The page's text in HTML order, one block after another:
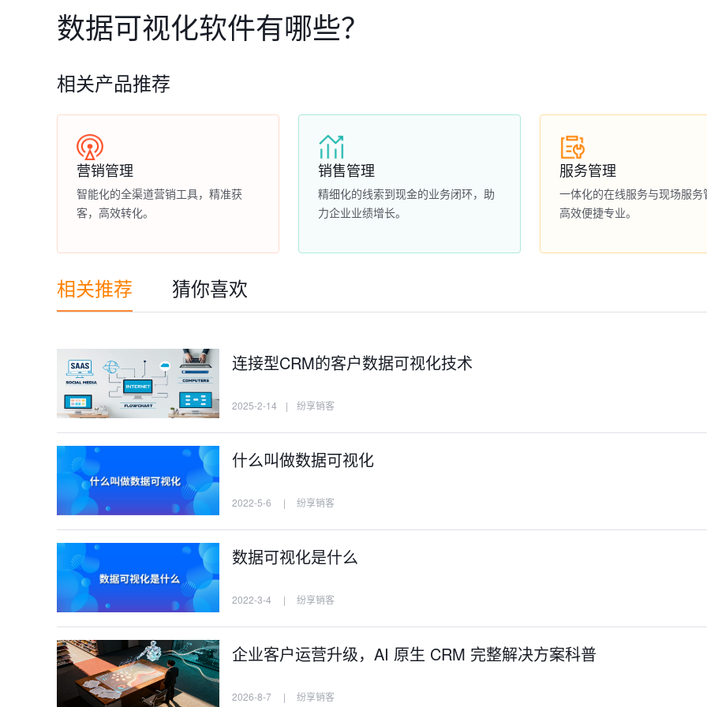
数据可视化软件有哪些？
相关产品推荐
营销管理
智能化的全渠道营销工具，精准获
客，高效转化。
销售管理
精细化的线索到现金的业务闭环，助
力企业业绩增长。
服务管理
一体化的在线服务与现场服务
高效便捷专业。
相关推荐 猜你喜欢
连接型CRM的客户数据可视化技术
2025-2-14 | 纷享销客
什么叫做数据可视化
2022-5-6 | 纷享销客
数据可视化是什么
2022-3-4 | 纷享销客
企业客户运营升级，AI 原生 CRM 完整解决方案科普
2026-8-7 | 纷享销客